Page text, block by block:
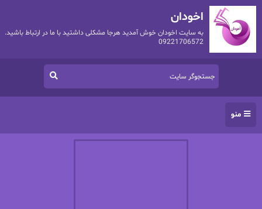
اخودان
به سایت اخودان خوش آمدید هرجا مشکلی داشتید با ما در ارتباط باشید.
09221706572
منو